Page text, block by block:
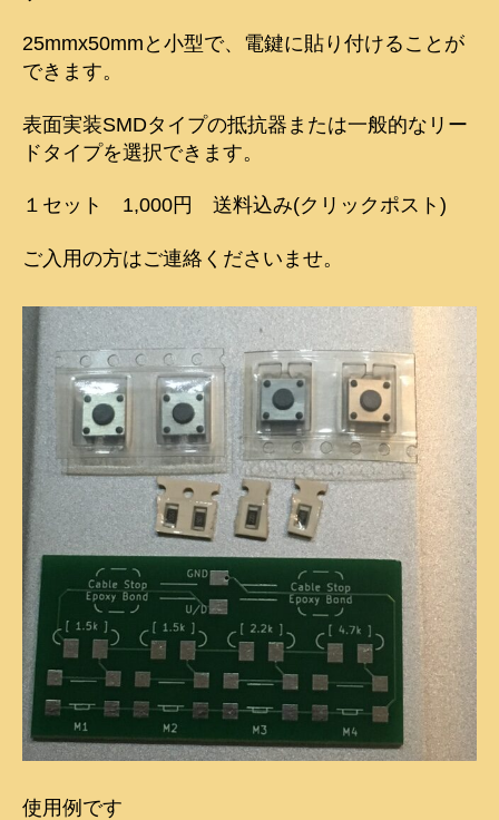
ー
パ
ッ
へ
25mmx50mmと小型で、電鍵に貼り付けることが
できます。
表面実装SMDタイプの抵抗器または一般的なリー
ドタイプを選択できます。
１セット 1,000円 送料込み(クリックポスト)
ご入用の方はご連絡くださいませ。
使用例です